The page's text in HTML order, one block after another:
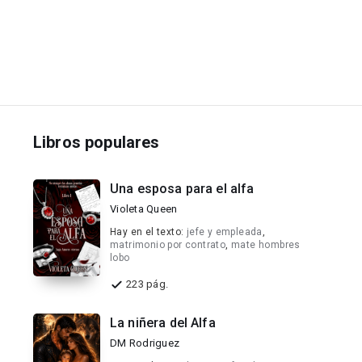
Libros populares
Una esposa para el alfa
Violeta Queen
Hay en el texto: jefe y empleada,
matrimonio por contrato, mate hombres
lobo
223 pág.
La niñera del Alfa
DM Rodriguez